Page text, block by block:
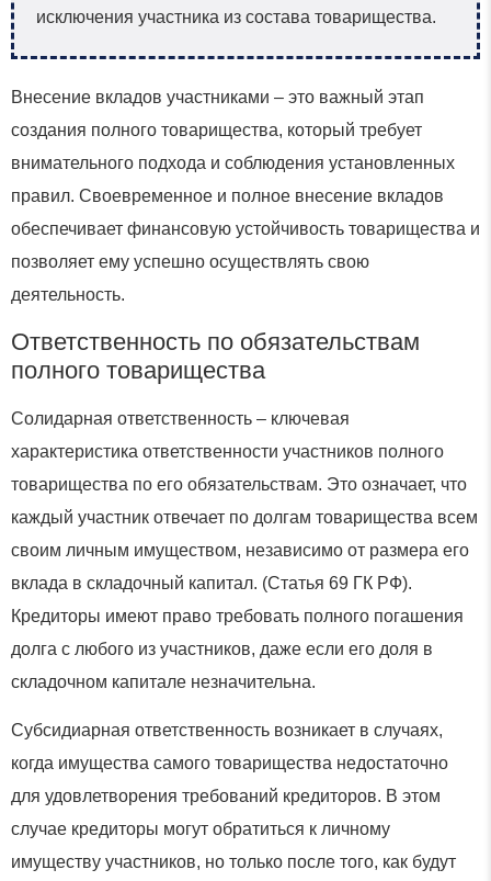
исключения участника из состава товарищества.
Внесение вкладов участниками – это важный этап
создания полного товарищества, который требует
внимательного подхода и соблюдения установленных
правил. Своевременное и полное внесение вкладов
обеспечивает финансовую устойчивость товарищества и
позволяет ему успешно осуществлять свою
деятельность.
Ответственность по обязательствам
полного товарищества
Солидарная ответственность – ключевая
характеристика ответственности участников полного
товарищества по его обязательствам. Это означает, что
каждый участник отвечает по долгам товарищества всем
своим личным имуществом, независимо от размера его
вклада в складочный капитал. (Статья 69 ГК РФ).
Кредиторы имеют право требовать полного погашения
долга с любого из участников, даже если его доля в
складочном капитале незначительна.
Субсидиарная ответственность возникает в случаях,
когда имущества самого товарищества недостаточно
для удовлетворения требований кредиторов. В этом
случае кредиторы могут обратиться к личному
имуществу участников, но только после того, как будут